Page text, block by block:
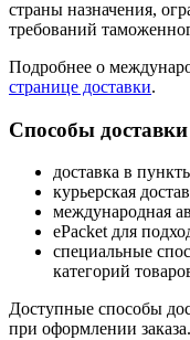
страны назначения,
требований
Подробнее о
странице доставки.
Способы доставки
доставка в
курьерская
международная
ePacket для
специальные
категорий
Доступные способы
при оформлении заказа.